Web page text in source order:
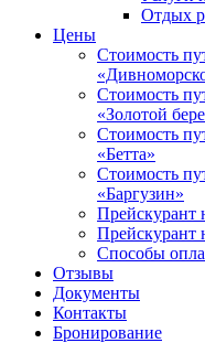
Отдых
Цены
Стоимость
Стоимость
«Золотой
Стоимость
«Бетта»
Стоимость
«Баргузин»
Прейскурант
Прейскурант
Способы
Отзывы
Документы
Контакты
Бронирование